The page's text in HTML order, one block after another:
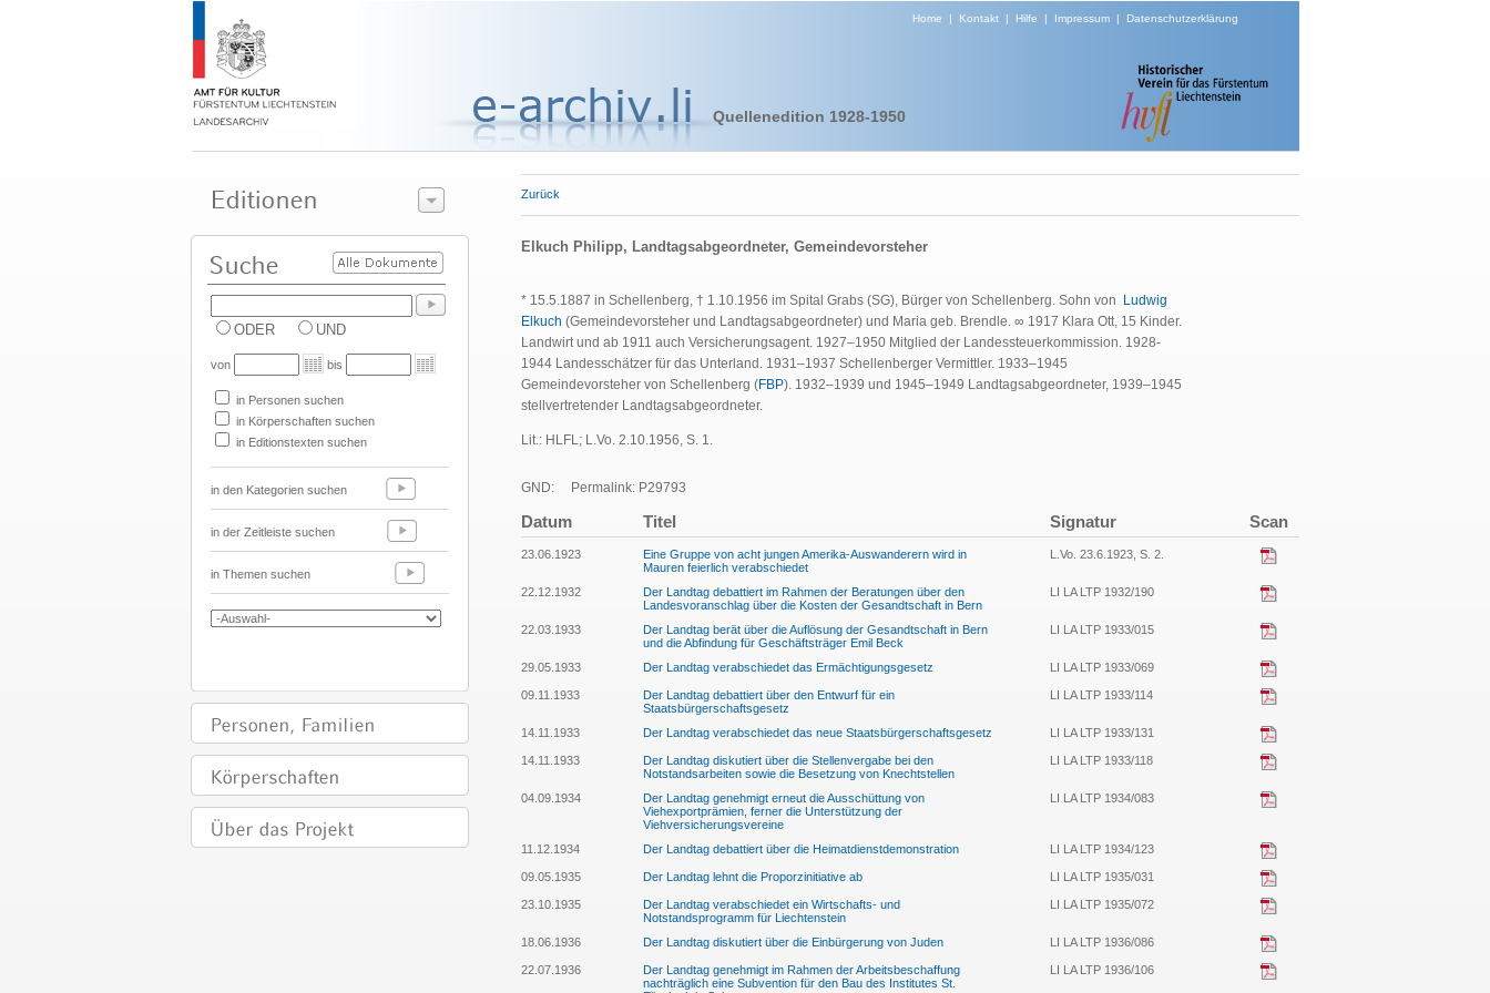
Home | Kontakt| Hilfe | Impressum| Datenschutzerklärung
Quellenedition 1928-1950
ODER UND
von bis
in Personen suchen
in Körperschaften suchen
in Editionstexten suchen
in den Kategorien suchen
in der Zeitleiste suchen
in Themen suchen
Zurück
Elkuch Philipp, Landtagsabgeordneter, Gemeindevorsteher
* 15.5.1887 in Schellenberg, † 1.10.1956 im Spital Grabs (SG), Bürger von Schellenberg. Sohn von
Ludwig
Elkuch (Gemeindevorsteher und Landtagsabgeordneter) und Maria geb. Brendle. ∞ 1917 Klara Ott, 15 Kinder.
Landwirt und ab 1911 auch Versicherungsagent. 1927–1950 Mitglied der Landessteuerkommission. 1928-
1944 Landesschätzer für das Unterland. 1931–1937 Schellenberger Vermittler. 1933–1945
Gemeindevorsteher von Schellenberg (FBP). 1932–1939 und 1945–1949 Landtagsabgeordneter, 1939–1945
stellvertretender Landtagsabgeordneter.
Lit.: HLFL; L.Vo. 2.10.1956, S. 1.
GND: Permalink: P29793
Datum Titel Signatur Scan
23.06.1923
Eine Gruppe von acht jungen Amerika-Auswanderern wird in
Mauren feierlich verabschiedet
L.Vo. 23.6.1923, S. 2.
22.12.1932
Der Landtag debattiert im Rahmen der Beratungen über den
Landesvoranschlag über die Kosten der Gesandtschaft in Bern
LI LA LTP 1932/190
22.03.1933
Der Landtag berät über die Auflösung der Gesandtschaft in Bern
und die Abfindung für Geschäftsträger Emil Beck
LI LA LTP 1933/015
29.05.1933 Der Landtag verabschiedet das Ermächtigungsgesetz LI LA LTP 1933/069
09.11.1933
Der Landtag debattiert über den Entwurf für ein
Staatsbürgerschaftsgesetz
LI LA LTP 1933/114
14.11.1933 Der Landtag verabschiedet das neue Staatsbürgerschaftsgesetz LI LA LTP 1933/131
14.11.1933
Der Landtag diskutiert über die Stellenvergabe bei den
Notstandsarbeiten sowie die Besetzung von Knechtstellen
LI LA LTP 1933/118
04.09.1934
Der Landtag genehmigt erneut die Ausschüttung von
Viehexportprämien, ferner die Unterstützung der
Viehversicherungsvereine
LI LA LTP 1934/083
11.12.1934 Der Landtag debattiert über die Heimatdienstdemonstration LI LA LTP 1934/123
09.05.1935 Der Landtag lehnt die Proporzinitiative ab LI LA LTP 1935/031
23.10.1935
Der Landtag verabschiedet ein Wirtschafts- und
Notstandsprogramm für Liechtenstein
LI LA LTP 1935/072
18.06.1936 Der Landtag diskutiert über die Einbürgerung von Juden LI LA LTP 1936/086
22.07.1936
Der Landtag genehmigt im Rahmen der Arbeitsbeschaffung
nachträglich eine Subvention für den Bau des Institutes St.
LI LA LTP 1936/106